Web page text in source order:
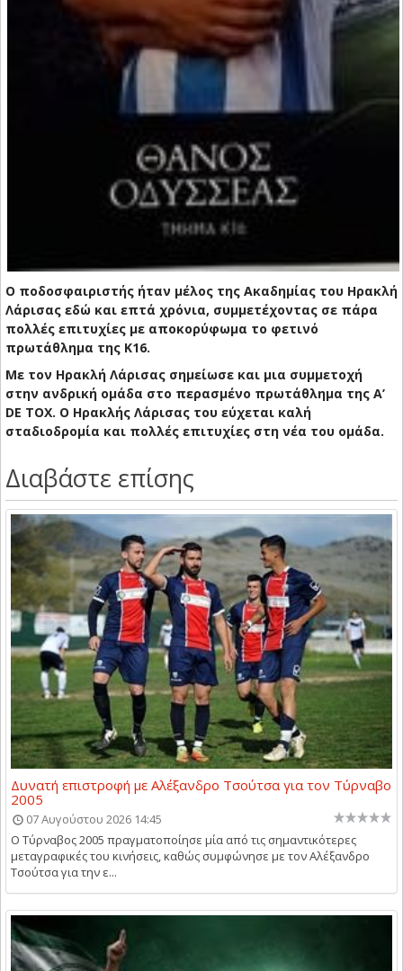
Ο ποδοσφαιριστής ήταν μέλος της Ακαδημίας του Ηρακλή
Λάρισας εδώ και επτά χρόνια, συμμετέχοντας σε πάρα
πολλές επιτυχίες με αποκορύφωμα το φετινό
πρωτάθλημα της Κ16.
Με τον Ηρακλή Λάρισας σημείωσε και μια συμμετοχή
στην ανδρική ομάδα στο περασμένο πρωτάθλημα της Α’
DE TOX. Ο Ηρακλής Λάρισας του εύχεται καλή
σταδιοδρομία και πολλές επιτυχίες στη νέα του ομάδα.
Διαβάστε επίσης
Δυνατή επιστροφή με Αλέξανδρο Τσούτσα για τον Τύρναβο
2005
07 Αυγούστου 2026 14:45
Ο Τύρναβος 2005 πραγματοποίησε μία από τις σημαντικότερες
μεταγραφικές του κινήσεις, καθώς συμφώνησε με τον Αλέξανδρο
Τσούτσα για την ε...